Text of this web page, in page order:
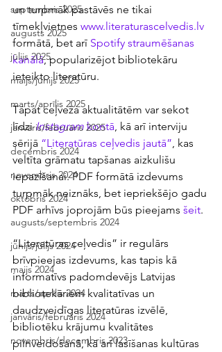
septembris 2025
augusts 2025
jūlijs 2025
maijs/jūnijs 2025
marts/aprīlis 2025
janvāris/februāris 2025
decembris 2024
novembris 2024
oktobris 2024
augusts/septembris 2024
jūnijs/jūlijs 2024
maijs 2024
marts/aprīlis 2024
janvāris/februāris 2024
novembris/decembris 2023
un turpmāk pastāvēs ne tikai
tīmekļvietnes www.literaturascelvedis.lv
formātā, bet arī Spotify straumēšanas
kanālā, popularizējot bibliotekāru
ieteikto literatūru.
Tāpat ceļveža aktualitātēm var sekot
līdzi Instagram kontā , kā arī interviju
sērijā “Literatūras ceļvedis jautā” , kas
veltīta grāmatu tapšanas aizkulišu
iepazīšanai. PDF formātā izdevums
turpmāk neiznāks, bet iepriekšējo gadu
PDF arhīvs joprojām būs pieejams šeit.
“Literatūras ceļvedis” ir regulārs
brīvpieejas izdevums, kas tapis kā
informatīvs padomdevējs Latvijas
bibliotekāriem kvalitatīvas un
daudzveidīgas literatūras izvēlē,
bibliotēku krājumu kvalitātes
pilnveidošanā, kā arī lasīšanas kultūras